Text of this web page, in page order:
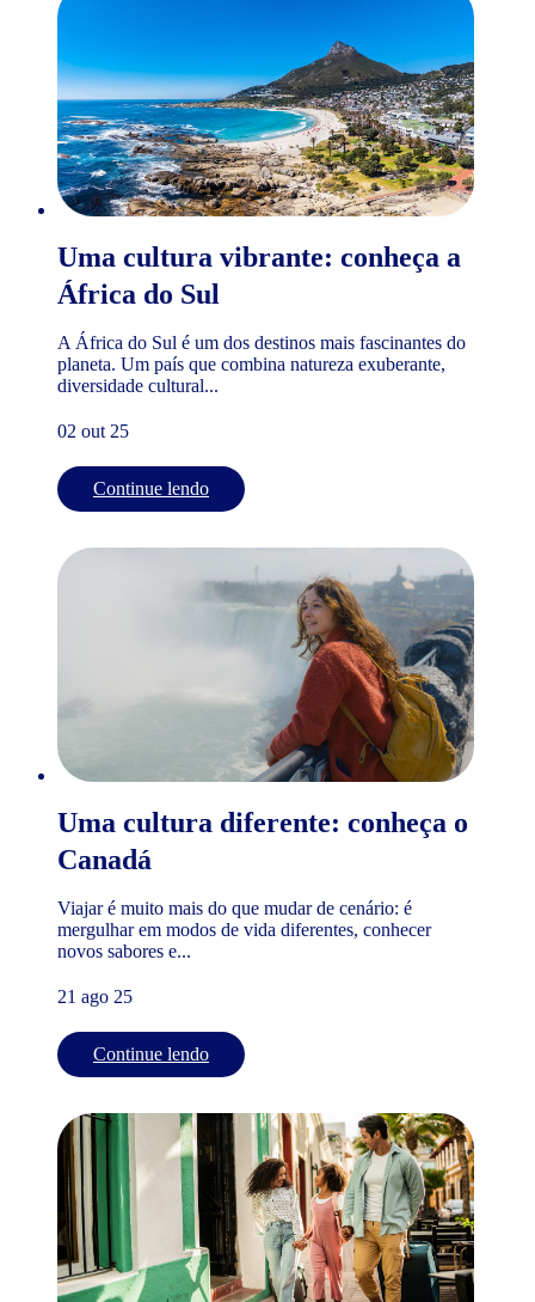
Uma cultura vibrante: conheça a
África do Sul
A África do Sul é um dos destinos mais fascinantes do
planeta. Um país que combina natureza exuberante,
diversidade cultural...
02 out 25
Continue lendo
Uma cultura diferente: conheça o
Canadá
Viajar é muito mais do que mudar de cenário: é
mergulhar em modos de vida diferentes, conhecer
novos sabores e...
21 ago 25
Continue lendo